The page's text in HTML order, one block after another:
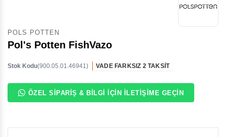
POLS POTTEN
Pol's Potten FishVazo
(900.05.01.46941)
Stok Kodu VADE FARKSIZ 2 TAKSİT
ÖZEL SIPARIŞ & BILGI İÇIN İLETIŞIME GEÇIN